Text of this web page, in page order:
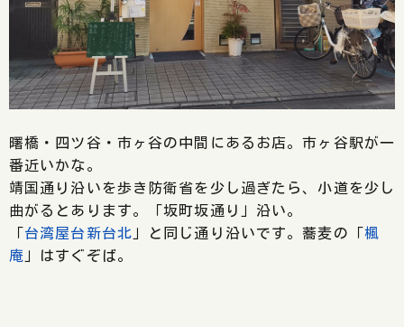
曙橋・四ツ谷・市ヶ谷の中間にあるお店。市ヶ谷駅が一
番近いかな。
靖国通り沿いを歩き防衛省を少し過ぎたら、小道を少し
曲がるとあります。「坂町坂通り」沿い。
「台湾屋台新台北」と同じ通り沿いです。蕎麦の「楓
庵」はすぐぞば。